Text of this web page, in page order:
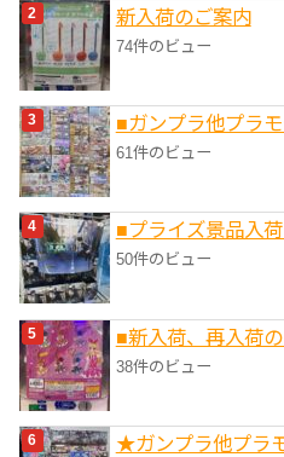
新入荷のご案内
74件のビュー
■ガンプラ他プラ
61件のビュー
■プライズ景品入
50件のビュー
■新入荷、再入荷
38件のビュー
★ガンプラ他プラ